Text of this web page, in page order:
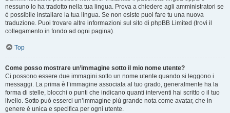
nessuno lo ha tradotto nella tua lingua. Prova a chiedere agli amministratori se
è possibile installare la tua lingua. Se non esiste puoi fare tu una nuova
traduzione. Puoi trovare altre informazioni sul sito di phpBB Limited (trovi il
collegamento in fondo ad ogni pagina).
Top
Come posso mostrare un’immagine sotto il mio nome utente?
Ci possono essere due immagini sotto un nome utente quando si leggono i
messaggi. La prima è l’immagine associata al tuo grado, generalmente ha la
forma di stelle, blocchi o punti che indicano quanti interventi hai scritto o il tuo
livello. Sotto può esserci un’immagine più grande nota come avatar, che in
genere è unica e specifica per ogni utente.